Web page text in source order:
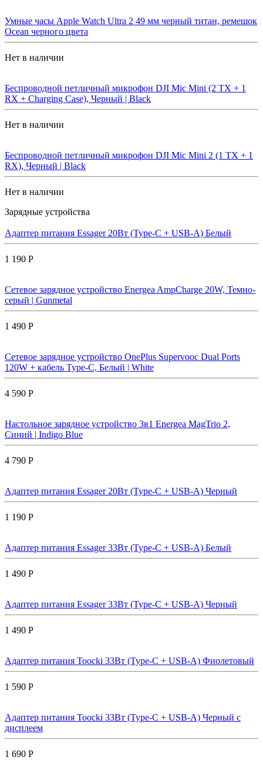
Умные часы Apple Watch Ultra 2 49 мм черный титан, ремешок
Ocean черного цвета
Нет в наличии
Беспроводной петличный микрофон DJI Mic Mini (2 TX + 1
RX + Charging Case), Черный | Black
Нет в наличии
Беспроводной петличный микрофон DJI Mic Mini 2 (1 TX + 1
RX), Черный | Black
Нет в наличии
Зарядные устройства
Адаптер питания Essager 20Вт (Type-C + USB-A) Белый
1 190 Р
Сетевое зарядное устройство Energea AmpCharge 20W, Темно-
серый | Gunmetal
1 490 Р
Сетевое зарядное устройство OnePlus Supervooc Dual Ports
120W + кабель Type-C, Белый | White
4 590 Р
Настольное зарядное устройство 3в1 Energea MagTrio 2,
Синий | Indigo Blue
4 790 Р
Адаптер питания Essager 20Вт (Type-C + USB-A) Черный
1 190 Р
Адаптер питания Essager 33Вт (Type-C + USB-A) Белый
1 490 Р
Адаптер питания Essager 33Вт (Type-C + USB-A) Черный
1 490 Р
Адаптер питания Toocki 33Вт (Type-C + USB-A) Фиолетовый
1 590 Р
Адаптер питания Toocki 33Вт (Type-C + USB-A) Черный с
дисплеем
1 690 Р